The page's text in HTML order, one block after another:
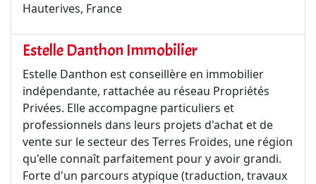
Hauterives, France
Estelle Danthon Immobilier
Estelle Danthon est conseillère en immobilier
indépendante, rattachée au réseau Propriétés
Privées. Elle accompagne particuliers et
professionnels dans leurs projets d'achat et de
vente sur le secteur des Terres Froides, une région
qu'elle connaît parfaitement pour y avoir grandi.
Forte d'un parcours atypique (traduction, travaux